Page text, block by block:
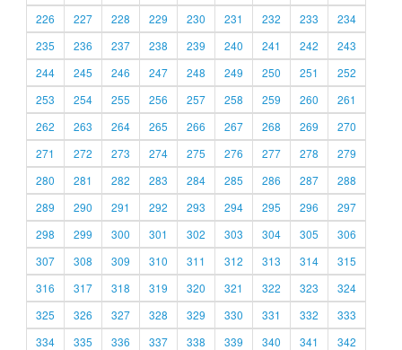
226
227 228 229 230 231 232 233
234
235
236 237 238 239 240 241 242
243
244
245 246 247 248 249 250 251
252
253
254 255 256 257 258 259 260
261
262
263 264 265 266 267 268 269
270
271
272 273 274 275 276 277 278
279
280
281 282 283 284 285 286 287
288
289
290 291 292 293 294 295 296
297
298
299 300 301 302 303 304 305
306
307
308 309 310 311 312 313 314
315
316
317 318 319 320 321 322 323
324
325
326 327 328 329 330 331 332
333
334
335 336 337 338 339 340 341 342